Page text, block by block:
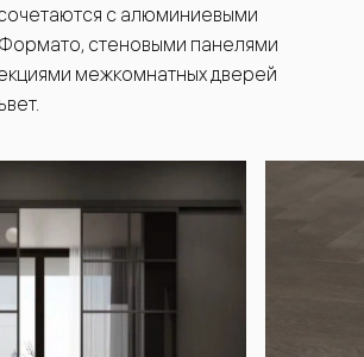
с алюминиевыми
стеновыми панелями
межкомнатных дверей